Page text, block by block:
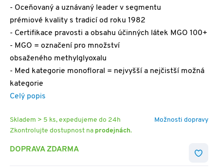
- Oceňovaný a uznávaný leader v segmentu
prémiové kvality s tradicí od roku 1982
- Certifikace pravosti a obsahu účinných látek MGO 100+
​​​​​​​- MGO = označení pro množství
obsaženého methylglyoxalu
- Med kategorie monofloral = nejvyšší a nejčistší možná
kategorie
Celý popis
Možnosti dopravy
Skladem > 5 ks, expedujeme do 24h
Zkontrolujte dostupnost na prodejnách.
DOPRAVA ZDARMA